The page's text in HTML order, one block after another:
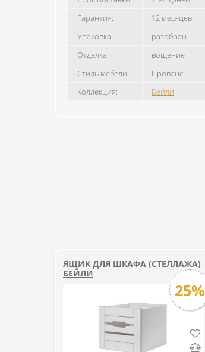
Гарантия:
12 месяцев
Упаковка:
разобран
Отделка:
вощение
Стиль мебели:
Прованс
Коллекция:
Бейли
ЯЩИК ДЛЯ ШКАФА (СТЕЛЛАЖА)
БЕЙЛИ
25%